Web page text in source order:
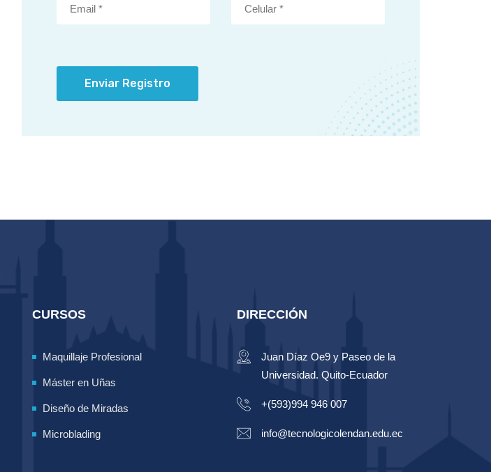
Enviar Registro
CURSOS
Maquillaje Profesional
Máster en Uñas
Diseño de Miradas
Microblading
DIRECCIÓN
Juan Díaz Oe9 y Paseo de la
Universidad. Quito-Ecuador
+(593)994 946 007
info@tecnologicolendan.edu.ec